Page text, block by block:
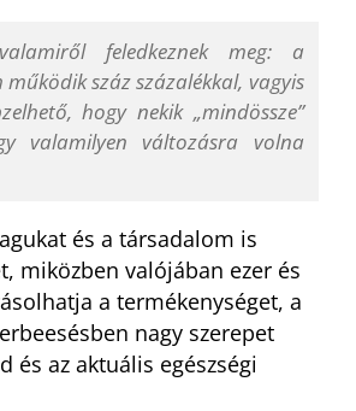
feledkeznek meg: a
működik száz százalékkal, vagyis
hogy nekik „mindössze”
valamilyen változásra volna
és a társadalom is
miközben valójában ezer és
a termékenységet, a
nagy szerepet
és az aktuális egészségi